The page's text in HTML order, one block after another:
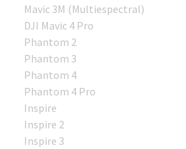
Mavic 3M (Multiespectral)
DJI Mavic 4 Pro
Phantom 2
Phantom 3
Phantom 4
Phantom 4 Pro
Inspire
Inspire 2
Inspire 3